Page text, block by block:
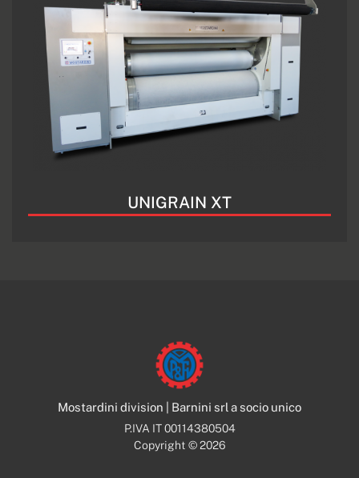
UNIGRAIN XT
Mostardini division | Barnini srl a socio unico
P.IVA IT 00114380504
Copyright © 2026